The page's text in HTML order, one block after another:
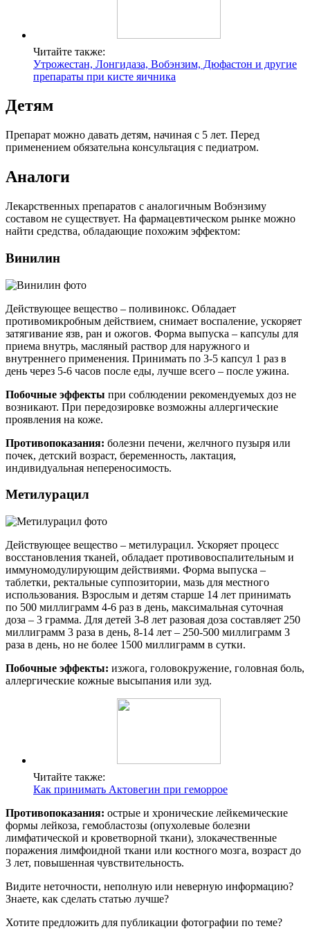
Читайте также:
Утрожестан, Лонгидаза, Вобэнзим, Дюфастон и другие
препараты при кисте яичника
Детям
Препарат можно давать детям, начиная с 5 лет. Перед
применением обязательна консультация с педиатром.
Аналоги
Лекарственных препаратов с аналогичным Вобэнзиму
составом не существует. На фармацевтическом рынке можно
найти средства, обладающие похожим эффектом:
Винилин
Действующее вещество – поливинокс. Обладает
противомикробным действием, снимает воспаление, ускоряет
затягивание язв, ран и ожогов. Форма выпуска – капсулы для
приема внутрь, масляный раствор для наружного и
внутреннего применения. Принимать по 3-5 капсул 1 раз в
день через 5-6 часов после еды, лучше всего – после ужина.
Побочные эффекты при соблюдении рекомендуемых доз не
возникают. При передозировке возможны аллергические
проявления на коже.
Противопоказания: болезни печени, желчного пузыря или
почек, детский возраст, беременность, лактация,
индивидуальная непереносимость.
Метилурацил
Действующее вещество – метилурацил. Ускоряет процесс
восстановления тканей, обладает противовоспалительным и
иммуномодулирующим действиями. Форма выпуска –
таблетки, ректальные суппозитории, мазь для местного
использования. Взрослым и детям старше 14 лет принимать
по 500 миллиграмм 4-6 раз в день, максимальная суточная
доза – 3 грамма. Для детей 3-8 лет разовая доза составляет 250
миллиграмм 3 раза в день, 8-14 лет – 250-500 миллиграмм 3
раза в день, но не более 1500 миллиграмм в сутки.
Побочные эффекты: изжога, головокружение, головная боль,
аллергические кожные высыпания или зуд.
Читайте также:
Как принимать Актовегин при геморрое
Противопоказания: острые и хронические лейкемические
формы лейкоза, гемобластозы (опухолевые болезни
лимфатической и кроветворной ткани), злокачественные
поражения лимфоидной ткани или костного мозга, возраст до
3 лет, повышенная чувствительность.
Видите неточности, неполную или неверную информацию?
Знаете, как сделать статью лучше?
Хотите предложить для публикации фотографии по теме?